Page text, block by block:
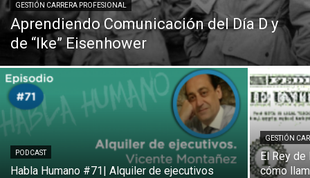
GESTIÓN CARRERA PROFESIONAL
Aprendiendo Comunicación del Día D y
de “Ike” Eisenhower
PODCAST
Habla Humano #71| Alquiler de ejecutivos
GESTIÓN
El Rey
cómo